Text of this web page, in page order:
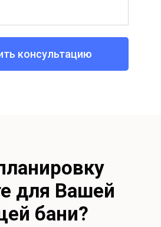
консультацию
для Вашей
бани?